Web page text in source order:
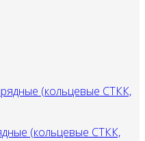
(кольцевые СТКК,